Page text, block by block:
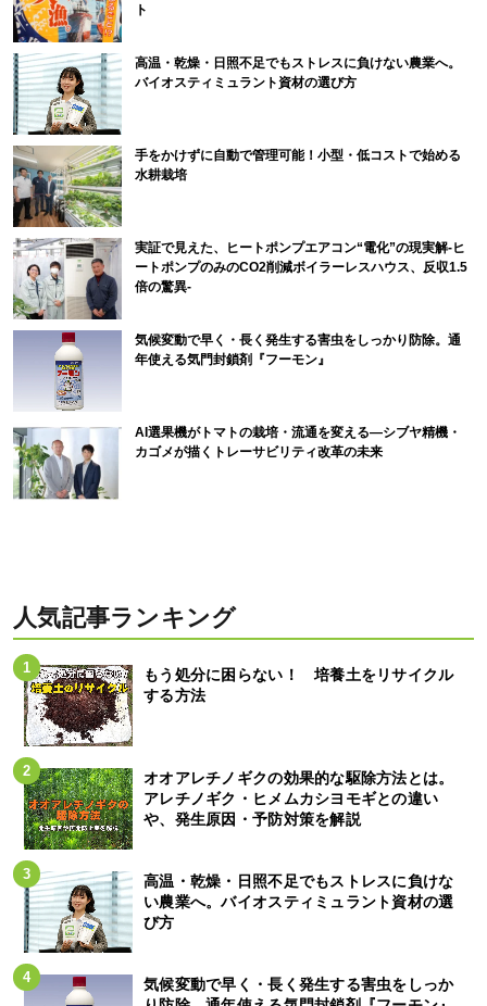
ト
高温・乾燥・日照不足でもストレスに負けない農業へ。
バイオスティミュラント資材の選び方
手をかけずに自動で管理可能！小型・低コストで始める
水耕栽培
実証で見えた、ヒートポンプエアコン“電化”の現実解-ヒ
ートポンプのみのCO2削減ボイラーレスハウス、反収1.5
倍の驚異-
気候変動で早く・長く発生する害虫をしっかり防除。通
年使える気門封鎖剤『フーモン』
AI選果機がトマトの栽培・流通を変える―シブヤ精機・
カゴメが描くトレーサビリティ改革の未来
人気記事ランキング
もう処分に困らない！ 培養土をリサイクル
する方法
オオアレチノギクの効果的な駆除方法とは。
アレチノギク・ヒメムカシヨモギとの違い
や、発生原因・予防対策を解説
高温・乾燥・日照不足でもストレスに負けな
い農業へ。バイオスティミュラント資材の選
び方
気候変動で早く・長く発生する害虫をしっか